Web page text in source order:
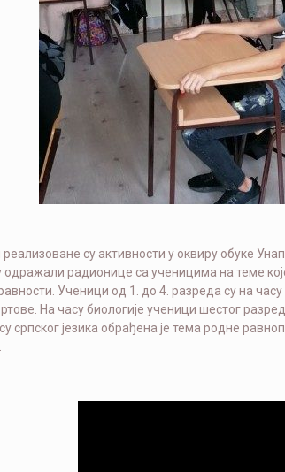
су активности у оквиру обуке
одражали радионице са ученицима на темe
Ученици од 1. до 4. разреда су на
На часу биологије ученици шестог
српског језика обрађена је тема родне